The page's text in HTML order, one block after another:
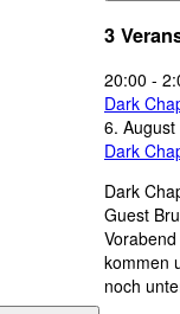
3
20:00 -
Dark
6.
Dark
Dark
Guest
kommen
noch